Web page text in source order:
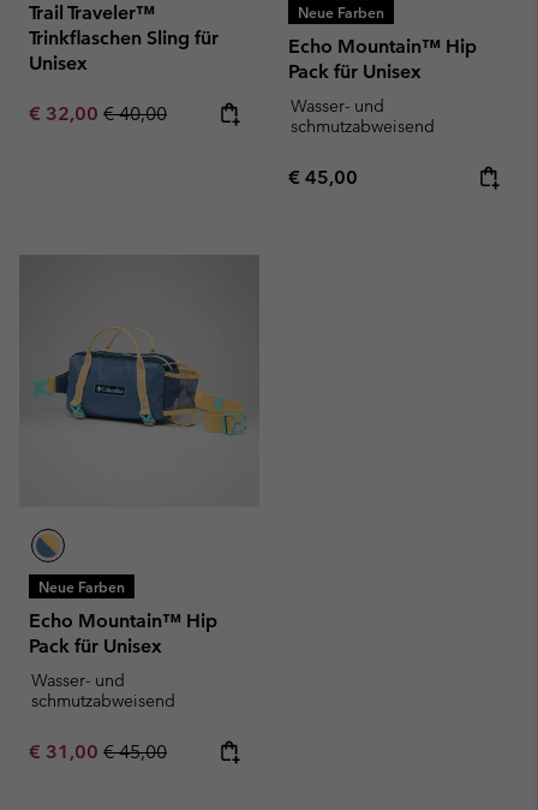
Trail Traveler™
Trinkflaschen Sling für
Unisex
Sale price:
€ 32,00 Regular price:
€ 40,00
Neue Farben
Echo Mountain™ Hip
Pack für Unisex
Wasser- und
schmutzabweisend
Regular price:
€ 45,00
Neue Farben
Echo Mountain™ Hip
Pack für Unisex
Wasser- und
schmutzabweisend
Sale price:
€ 31,00 Regular price:
€ 45,00